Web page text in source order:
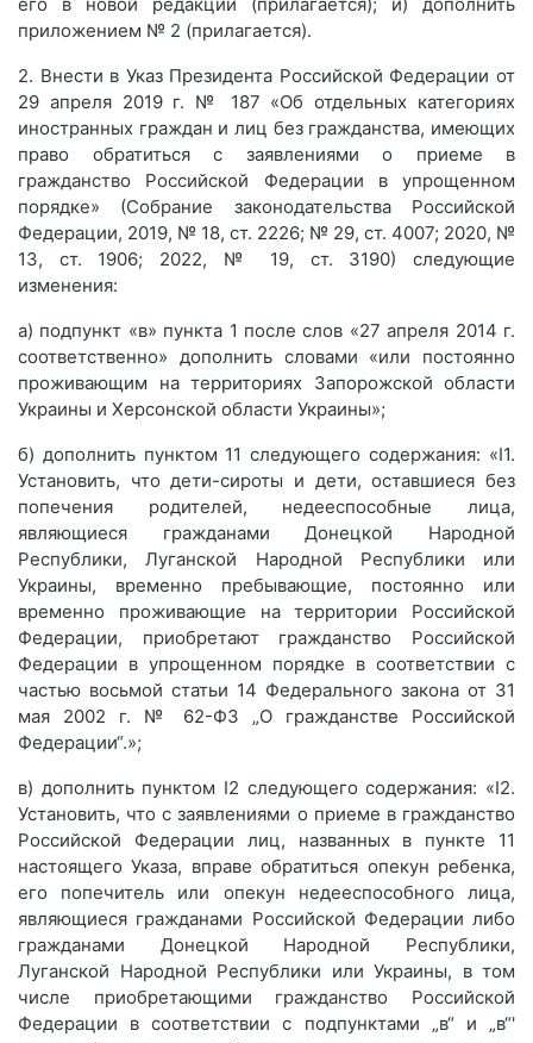
приложением № 2 (прилагается).
2. Внести в Указ Президента Российской Федерации от
29 апреля 2019 г. № 187 «Об отдельных категориях
иностранных граждан и лиц без гражданства, имеющих
право обратиться с заявлениями о приеме в
гражданство Российской Федерации в упрощенном
порядке» (Собрание законодательства Российской
Федерации, 2019, № 18, ст. 2226; № 29, ст. 4007; 2020, №
13, ст. 1906; 2022, № 19, ст. 3190) следующие
изменения:
а) подпункт «в» пункта 1 после слов «27 апреля 2014 г.
соответственно» дополнить словами «или постоянно
проживающим на территориях Запорожской области
Украины и Херсонской области Украины»;
б) дополнить пунктом 11 следующего содержания: «I1.
Установить, что дети-сироты и дети, оставшиеся без
попечения родителей, недееспособные лица,
являющиеся гражданами Донецкой Народной
Республики, Луганской Народной Республики или
Украины, временно пребывающие, постоянно или
временно проживающие на территории Российской
Федерации, приобретают гражданство Российской
Федерации в упрощенном порядке в соответствии с
частью восьмой статьи 14 Федерального закона от 31
мая 2002 г. № 62-ФЗ „О гражданстве Российской
Федерации“.»;
в) дополнить пунктом I2 следующего содержания: «I2.
Установить, что с заявлениями о приеме в гражданство
Российской Федерации лиц, названных в пункте 11
настоящего Указа, вправе обратиться опекун ребенка,
его попечитель или опекун недееспособного лица,
являющиеся гражданами Российской Федерации либо
гражданами Донецкой Народной Республики,
Луганской Народной Республики или Украины, в том
числе приобретающими гражданство Российской
Федерации в соответствии с подпунктами „в“ и „в“'